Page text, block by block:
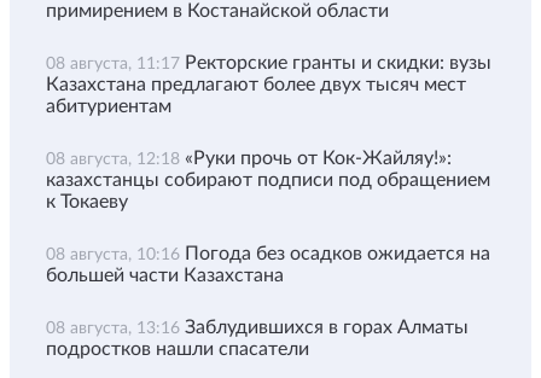
примирением в Костанайской области
08 августа, 11:17 Ректорские гранты и скидки: вузы
Казахстана предлагают более двух тысяч мест
абитуриентам
08 августа, 12:18 «Руки прочь от Кок-Жайляу!»:
казахстанцы собирают подписи под обращением
к Токаеву
08 августа, 10:16 Погода без осадков ожидается на
большей части Казахстана
08 августа, 13:16 Заблудившихся в горах Алматы
подростков нашли спасатели